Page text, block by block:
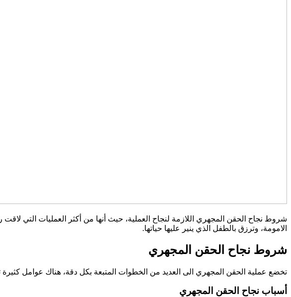
شروط نجاح الحقن المجهري اللازمة لنجاح العملية، حيث أنها من أكثر العمليات التي
الامومة، وترزق بالطفل الذي ينير عليها حياتها.
شروط نجاح الحقن المجهري
تخضع عملية الحقن المجهري الى العديد من الخطوات المتبعة بكل دقة، هناك عوامل
أسباب نجاح الحقن المجهري